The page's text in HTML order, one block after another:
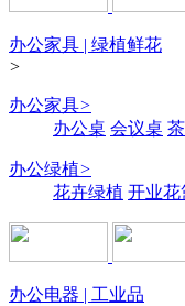
办公家具 | 绿植鲜花
>
办公家具>
办公桌 会议桌
办公绿植>
花卉绿植 开业花
办公电器 | 工业品